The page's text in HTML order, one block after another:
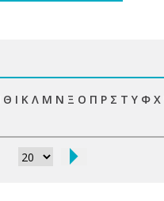
Θ Ι Κ Λ Μ Ν Ξ Ο Π Ρ Σ Τ Υ Φ Χ